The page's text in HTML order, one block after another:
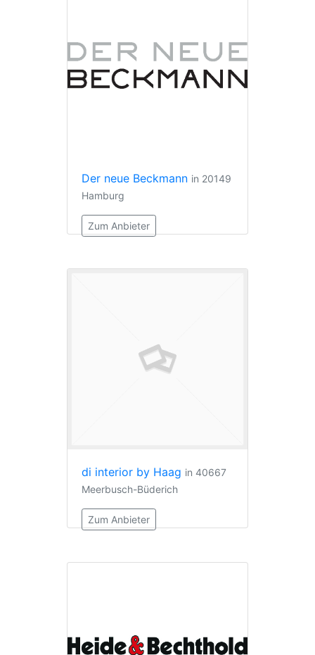
Der neue Beckmann in 20149
Hamburg
Zum Anbieter
di interior by Haag in 40667
Meerbusch-Büderich
Zum Anbieter